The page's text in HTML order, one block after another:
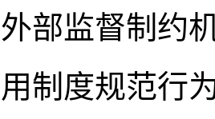
部监督制约
制度规范行